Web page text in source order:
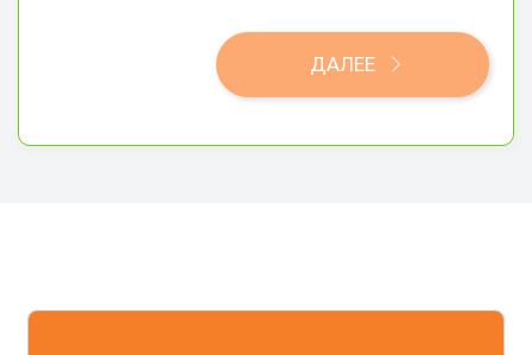
ДАЛЕЕ